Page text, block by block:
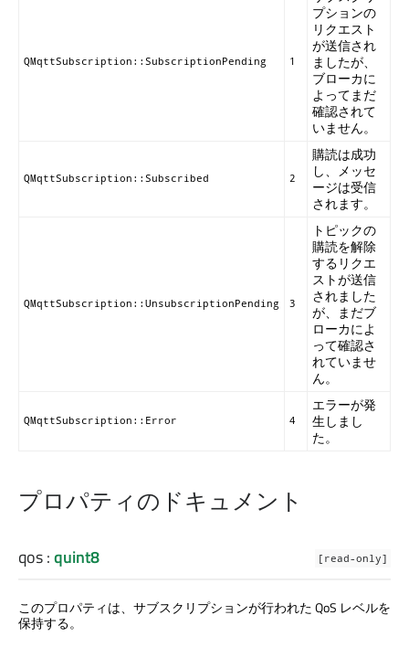
QMqttSubscription::SubscriptionPending 1
プションの
リクエスト
が送信され
ましたが、
ブローカに
よってまだ
確認されて
いません。
QMqttSubscription::Subscribed 2
購読は成功
し、メッセ
ージは受信
されます。
QMqttSubscription::UnsubscriptionPending 3
トピックの
購読を解除
するリクエ
ストが送信
されました
が、まだブ
ローカによ
って確認さ
れていませ
ん。
QMqttSubscription::Error 4
エラーが発
生しまし
た。
プロパティのドキュメント
[read-only]
qos:quint8
このプロパティは、サブスクリプションが行われた QoS レベルを
保持する。